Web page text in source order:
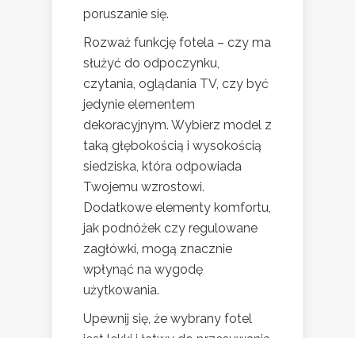
poruszanie się.
Rozważ funkcję fotela – czy ma
służyć do odpoczynku,
czytania, oglądania TV, czy być
jedynie elementem
dekoracyjnym. Wybierz model z
taką głębokością i wysokością
siedziska, która odpowiada
Twojemu wzrostowi.
Dodatkowe elementy komfortu,
jak podnóżek czy regulowane
zagłówki, mogą znacznie
wpłynąć na wygodę
użytkowania.
Upewnij się, że wybrany fotel